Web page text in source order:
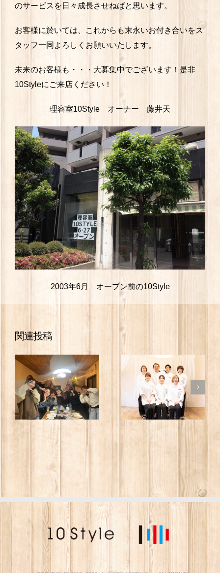
のサービスを日々成長させねばと思います。
お客様に於いては、これからも末永いお付き合いをス
タッフ一同よろしくお願いいたします。
未来のお客様も・・・大募集中でございます！是非
10Styleにご来店ください！
理容室10Style オーナー 藤井天
2003年6月 オープン前の10Style
関連投稿